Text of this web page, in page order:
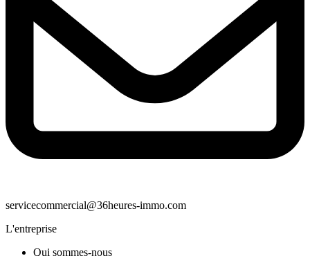
servicecommercial@36heures-immo.com
L'entreprise
Qui sommes-nous